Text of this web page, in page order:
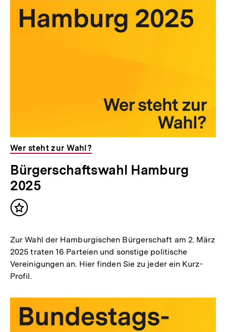
Wer steht zur Wahl?
Bürgerschaftswahl Hamburg
2025
Inhalt
Zur Wahl der Hamburgischen Bürgerschaft am 2. März
2025 traten 16 Parteien und sonstige politische
Vereinigungen an. Hier finden Sie zu jeder ein Kurz-
Profil.